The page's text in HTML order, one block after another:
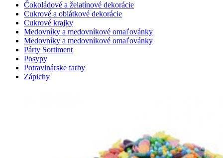
Čokoládové a želatínové dekorácie
Cukrové a oblátkové dekorácie
Cukrové krajky
Medovníky a medovníkové omaľovánky
Medovníky a medovníkové omaľovánky
Párty Sortiment
Posypy
Potravinárske farby
Zápichy